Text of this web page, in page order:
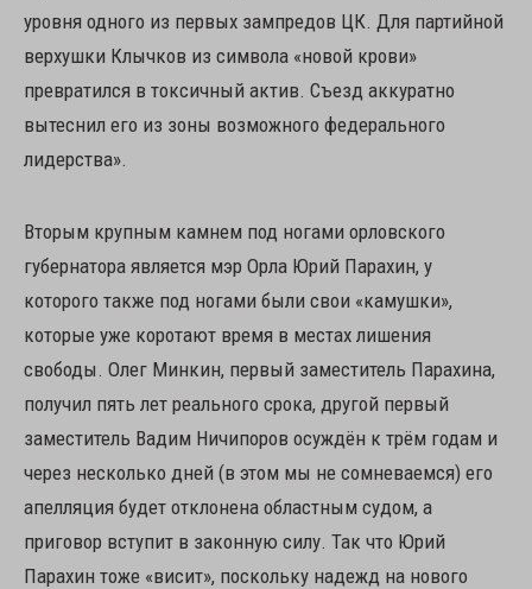
уровня одного из первых зампредов ЦК. Для партийной
верхушки Клычков из символа «новой крови»
превратился в токсичный актив. Съезд аккуратно
вытеснил его из зоны возможного федерального
лидерства».
Вторым крупным камнем под ногами орловского
губернатора является мэр Орла Юрий Парахин, у
которого также под ногами были свои «камушки»,
которые уже коротают время в местах лишения
свободы. Олег Минкин, первый заместитель Парахина,
получил пять лет реального срока, другой первый
заместитель Вадим Ничипоров осуждён к трём годам и
через несколько дней (в этом мы не сомневаемся) его
апелляция будет отклонена областным судом, а
приговор вступит в законную силу. Так что Юрий
Парахин тоже «висит», поскольку надежд на нового